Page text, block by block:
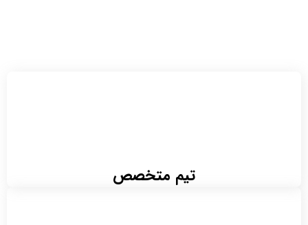
تیم متخصص